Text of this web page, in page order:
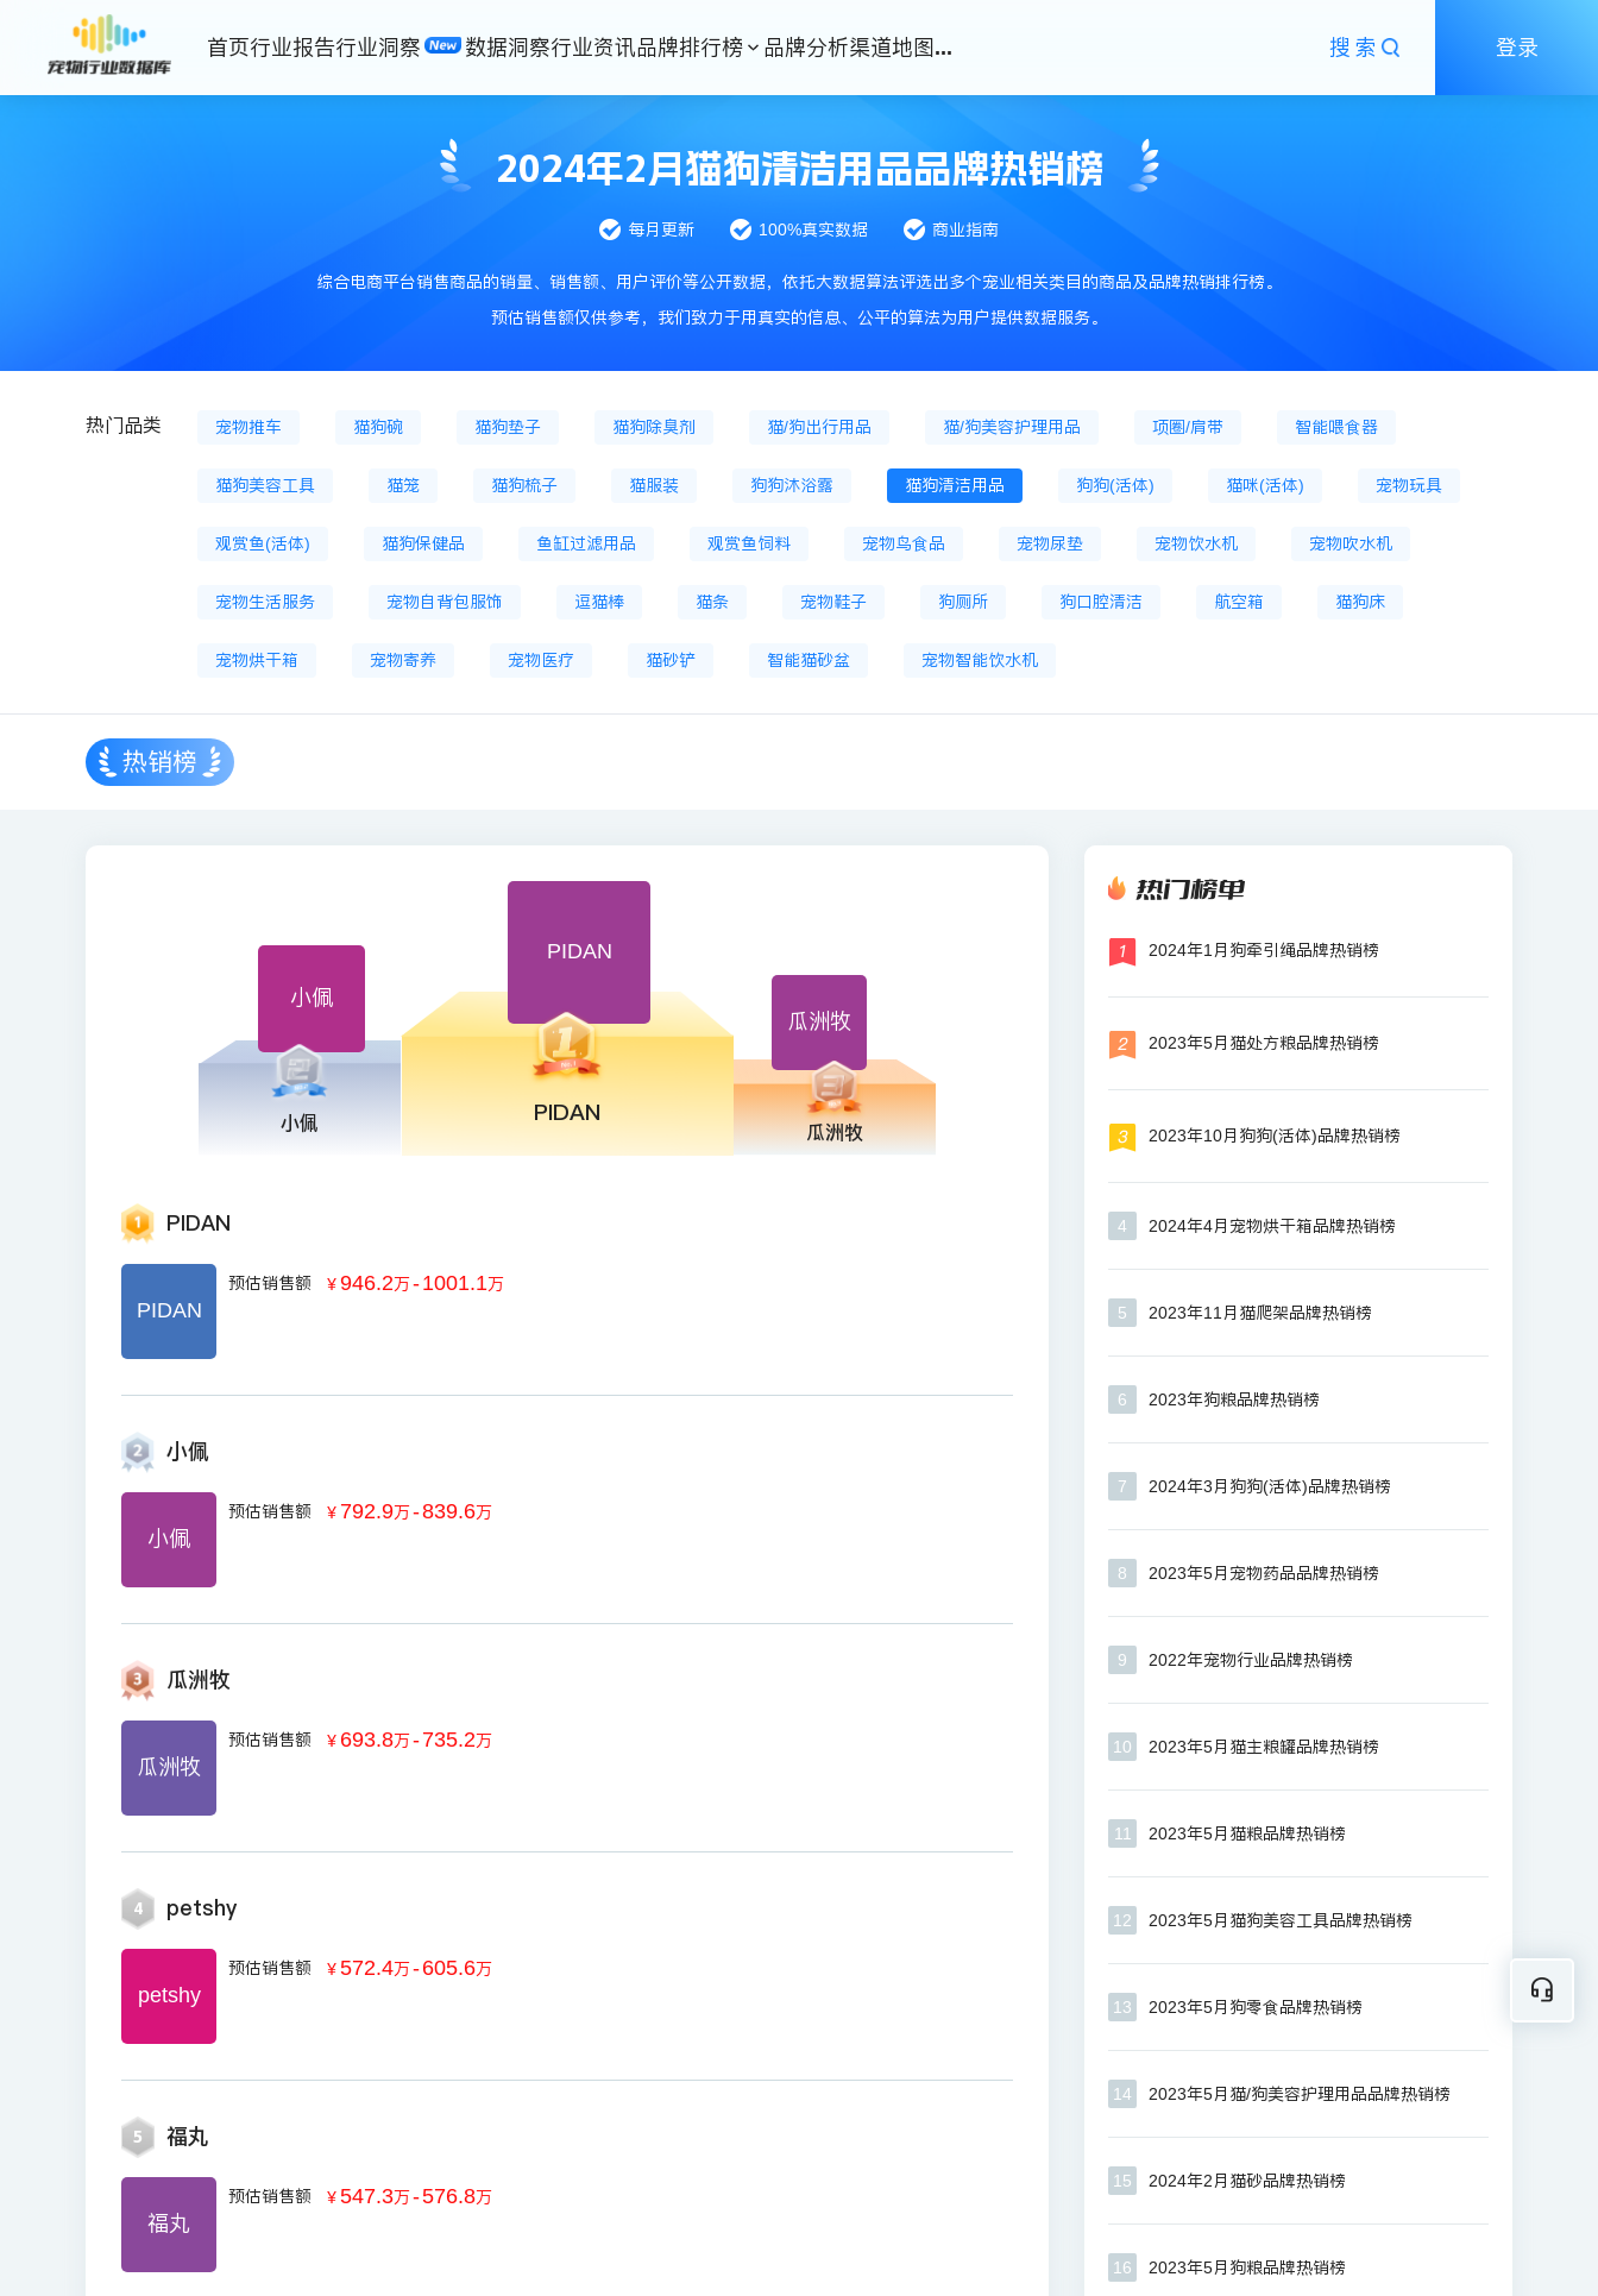
首页行业报告行业洞察 数据洞察行业资讯品牌排行榜 品牌分析渠道地图 ... 搜索 登录
2024年2月猫狗清洁用品品牌热销榜
每月更新 100%真实数据 商业指南
综合电商平台销售商品的销量、销售额、用户评价等公开数据，依托大数据算法评选出多个宠业相关类目的商品及品牌热销排行榜。
预估销售额仅供参考，我们致力于用真实的信息、公平的算法为用户提供数据服务。
热门品类
猫风干零食 猫抓板
宠物药品 猫咪驱虫药 狗驱虫药品 通用驱虫药
猫用鱼油等 狗用鱼油等 猫化毛膏 狗微量元素 猫狗牙刷牙膏 猫沐浴露 猫口腔清洁 猫窝 宠物指甲剪
宠物推车 猫狗碗 猫狗垫子 猫狗除臭剂 猫/狗出行用品 猫/狗美容护理用品 项圈/肩带 智能喂食器
猫狗美容工具 猫笼 猫狗梳子 猫服装 狗狗沐浴露 猫狗清洁用品 狗狗(活体) 猫咪(活体) 宠物玩具
观赏鱼(活体) 猫狗保健品 鱼缸过滤用品 观赏鱼饲料 宠物鸟食品 宠物尿垫 宠物饮水机 宠物吹水机
宠物生活服务 宠物自背包服饰 逗猫棒 猫条 宠物鞋子 狗厕所 狗口腔清洁 航空箱 猫狗床
宠物烘干箱 宠物寄养 宠物医疗 猫砂铲 智能猫砂盆 宠物智能饮水机
热销榜
小佩
小佩
PIDAN
PIDAN
瓜洲牧
瓜洲牧
PIDAN
PIDAN
预估销售额 ￥946.2万-1001.1万
小佩
小佩
预估销售额 ￥ 792.9万-839.6万
瓜洲牧
瓜洲牧
预估销售额 ￥ 693.8万-735.2万
4 petshy
petshy
预估销售额 ￥572.4万-605.6万
5 福丸
福丸
预估销售额 ￥547.3万-576.8万
热门榜单
2024年1月狗牵引绳品牌热销榜
2023年5月猫处方粮品牌热销榜
2023年10月狗狗(活体)品牌热销榜
4 2024年4月宠物烘干箱品牌热销榜
5 2023年11月猫爬架品牌热销榜
6 2023年狗粮品牌热销榜
7 2024年3月狗狗(活体)品牌热销榜
8 2023年5月宠物药品品牌热销榜
9 2022年宠物行业品牌热销榜
10 2023年5月猫主粮罐品牌热销榜
11 2023年5月猫粮品牌热销榜
12 2023年5月猫狗美容工具品牌热销榜
13 2023年5月狗零食品牌热销榜
14 2023年5月猫/狗美容护理用品品牌热销榜
15 2024年2月猫砂品牌热销榜
16 2023年5月狗粮品牌热销榜